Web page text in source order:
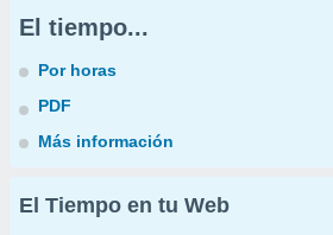
El tiempo...
Por horas
PDF
Más información
El Tiempo en tu Web